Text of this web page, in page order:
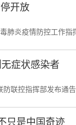
开放
炎疫情防控工作指
症状感染者
联控指挥部发布通告
只是中国奇迹